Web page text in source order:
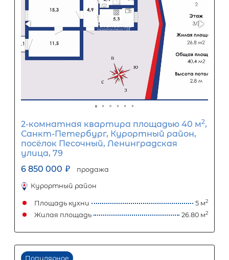
Срок кредита
15 лет
1 20
1 5 10 15 20
Ежемесячный платеж
Размер кредита
2 720 000 ₽
4 080 000
6 800 000 ₽